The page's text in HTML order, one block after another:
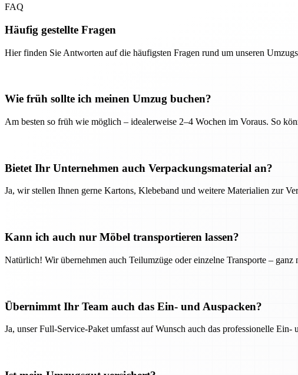
FAQ
Häufig gestellte Fragen
Hier finden Sie Antworten auf die häufigsten Fragen rund um unseren
Wie früh sollte ich meinen Umzug buchen?
Am besten so früh wie möglich – idealerweise 2–4 Wochen im Voraus. So
Bietet Ihr Unternehmen auch Verpackungsmaterial an?
Ja, wir stellen Ihnen gerne Kartons, Klebeband und weitere Materialien zur
Kann ich auch nur Möbel transportieren lassen?
Natürlich! Wir übernehmen auch Teilumzüge oder einzelne Transporte – ganz
Übernimmt Ihr Team auch das Ein- und Auspacken?
Ja, unser Full-Service-Paket umfasst auf Wunsch auch das professionelle Ein-